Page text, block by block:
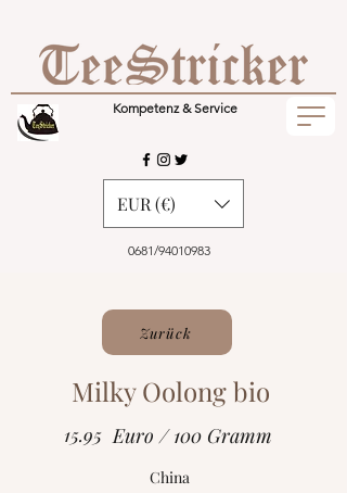
Kompetenz & Service
0681/94010983
EUR (€)
Zurück
Milky Oolong bio
15.95 Euro / 100 Gramm
China